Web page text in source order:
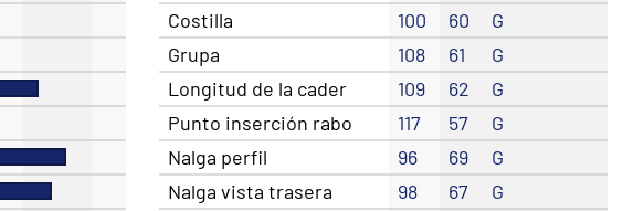
Costilla
100 60
G
Grupa
108 61
G
Longitud de la cader
109 62
G
Punto inserción rabo
117 57
G
Nalga perfil
96 69
G
Nalga vista trasera
98 67
G